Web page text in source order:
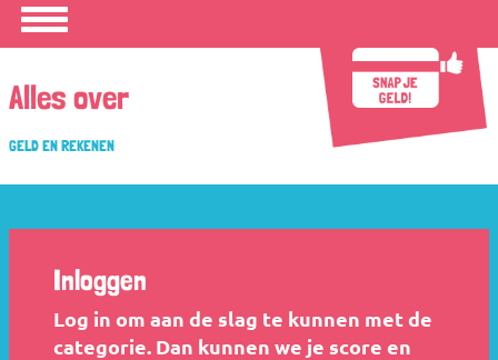
Open/sluit
navigatie
Alles over
GELD EN REKENEN
Inloggen
Log in om aan de slag te kunnen met de
categorie. Dan kunnen we je score en